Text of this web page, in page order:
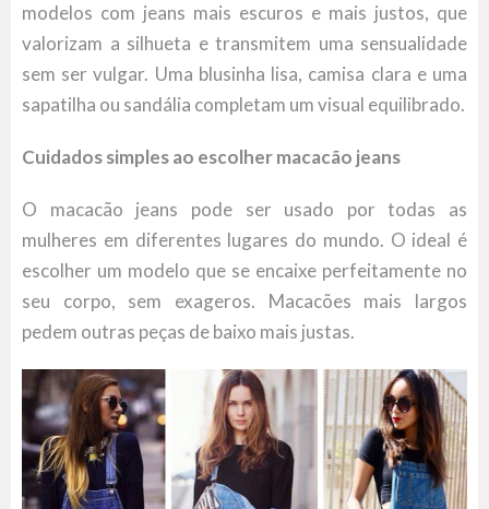
modelos com jeans mais escuros e mais justos, que
valorizam a silhueta e transmitem uma sensualidade
sem ser vulgar. Uma blusinha lisa, camisa clara e uma
sapatilha ou sandália completam um visual equilibrado.
Cuidados simples ao escolher macacão jeans
O macacão jeans pode ser usado por todas as
mulheres em diferentes lugares do mundo. O ideal é
escolher um modelo que se encaixe perfeitamente no
seu corpo, sem exageros. Macacões mais largos
pedem outras peças de baixo mais justas.